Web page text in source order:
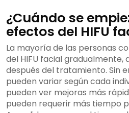
¿Cuándo se
efectos del HIFU
La mayoría de las personas
del HIFU facial gradualmente,
después del tratamiento. Sin
pueden variar según cada
pueden ver mejoras más
pueden requerir más tiempo